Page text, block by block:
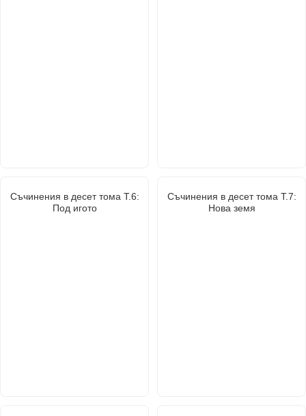
Съчинения в десет тома Т.6:
Под игото
Съчинения в десет тома Т.7:
Нова земя